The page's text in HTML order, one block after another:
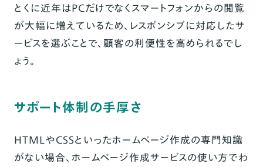
とくに近年はPCだけでなくスマートフォンからの閲覧
が大幅に増えているため、レスポンシブに対応したサ
ービスを選ぶことで、顧客の利便性を高められるでし
ょう。
サポート体制の手厚さ
HTMLやCSSといったホームページ作成の専門知識
がない場合、ホームページ作成サービスの使い方でわ